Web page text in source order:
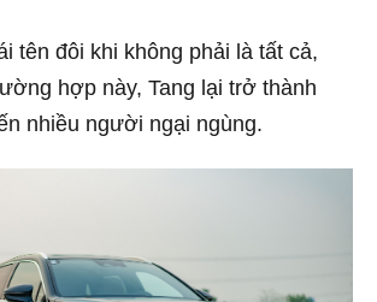
tên đôi khi không phải là tất cả,
hợp này, Tang lại trở thành
nhiều người ngại ngùng.